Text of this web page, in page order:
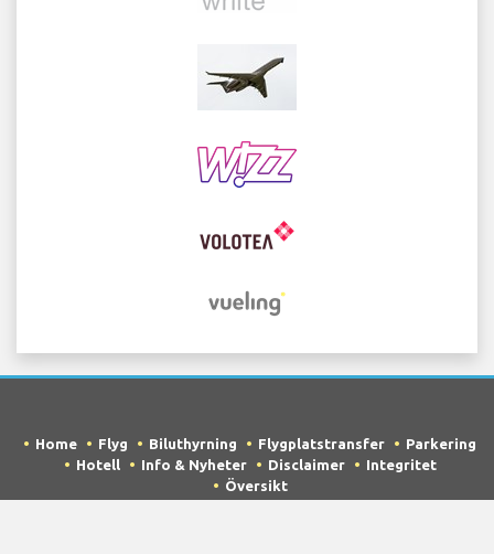
Home Flyg Biluthyrning Flygplatstransfer
Parkering
Hotell
Info & Nyheter Disclaimer
Integritet
Översikt